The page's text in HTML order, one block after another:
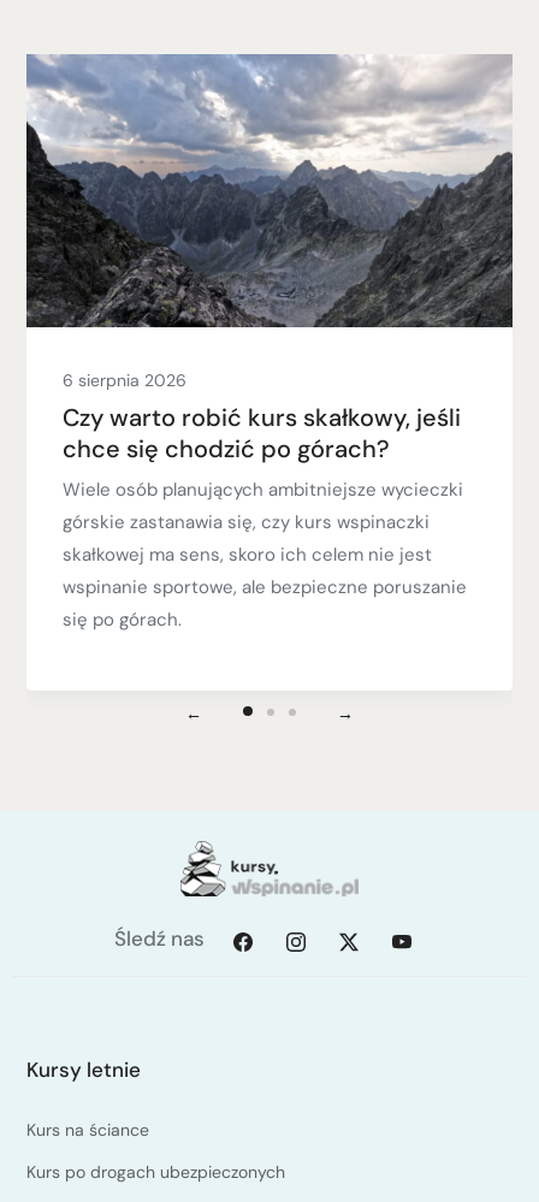
6 sierpnia 2026
Czy warto robić kurs skałkowy, jeśli
chce się chodzić po górach?
Wiele osób planujących ambitniejsze wycieczki
górskie zastanawia się, czy kurs wspinaczki
skałkowej ma sens, skoro ich celem nie jest
wspinanie sportowe, ale bezpieczne poruszanie
się po górach.
← →
Śledź nas
Kursy letnie
Kurs na ściance
Kurs po drogach ubezpieczonych